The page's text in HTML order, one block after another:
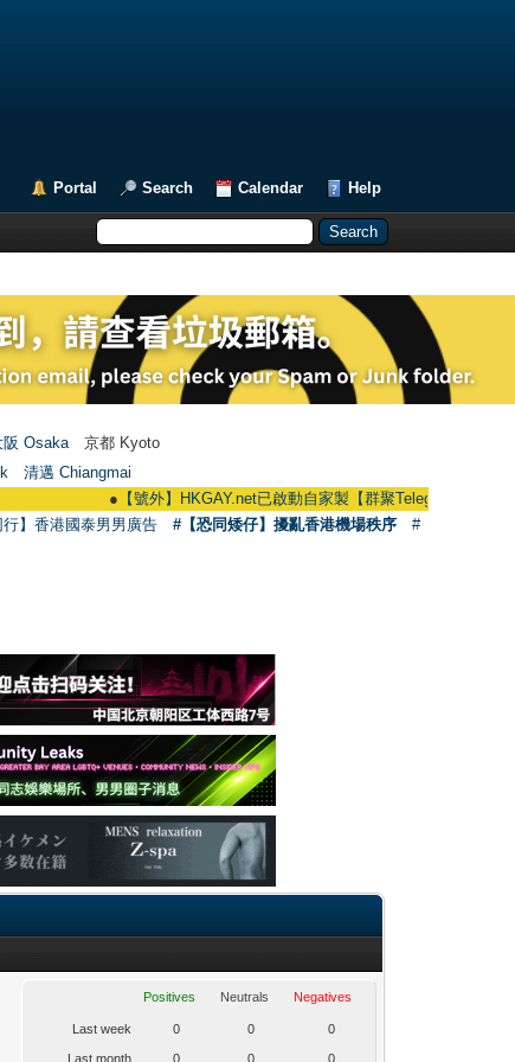
Portal Search Calendar Help
阪 Osaka 京都 Kyoto
清邁 Chiangmai
【號外】HKGAY.net已啟動自家製【群聚Telegram群組】
】香港國泰男男廣告 #【恐同矮仔】擾亂香港機場秩序
#
Positives Neutrals Negatives
Last week 0 0 0
Last month 0 0 0